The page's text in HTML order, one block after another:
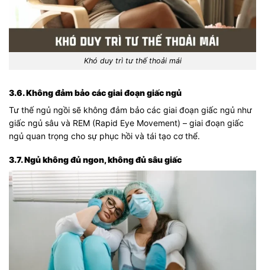
Khó duy trì tư thế thoải mái
3.6. Không đảm bảo các giai đoạn giấc ngủ
Tư thế ngủ ngồi sẽ không đảm bảo các giai đoạn giấc ngủ như
giấc ngủ sâu và REM (Rapid Eye Movement) – giai đoạn giấc
ngủ quan trọng cho sự phục hồi và tái tạo cơ thể.
3.7. Ngủ không đủ ngon, không đủ sâu giấc